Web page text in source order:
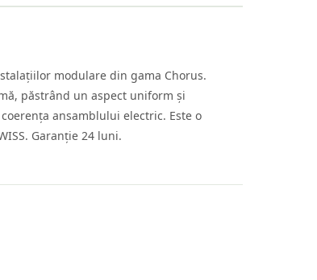
modulare din gama Chorus.
păstrând un aspect uniform și
ansamblului electric. Este o
Garanție 24 luni.